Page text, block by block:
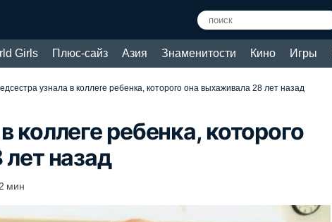
Girls Плюс-сайз Азия Знаменитости Кино Игры
узнала в коллеге ребенка, которого она выхаживала 28 лет назад
коллеге ребенка, которого
назад
мин